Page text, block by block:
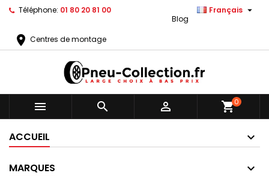
Téléphone: 01 80 20 81 00 Français 
Blog
location_on Centres de montage
   shopping_cart0
ACCUEIL
MARQUES